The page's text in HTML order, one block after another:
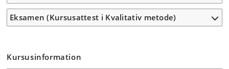
Eksamen (Kursusattest i Kvalitativ metode)
Kursusinformation